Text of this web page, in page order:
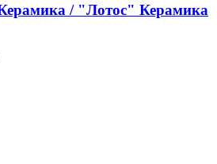
/ "Лотос" Керамика